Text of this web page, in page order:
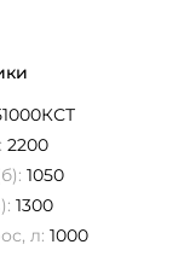
2200
1050
1300
л: 1000